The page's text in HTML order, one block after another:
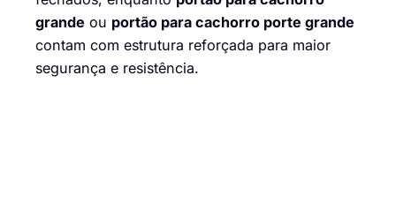
grande ou portão para cachorro porte grande
contam com estrutura reforçada para maior
segurança e resistência.